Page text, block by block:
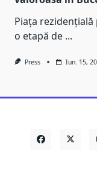
Piața
o etapă de ...
Press Iun. 15,